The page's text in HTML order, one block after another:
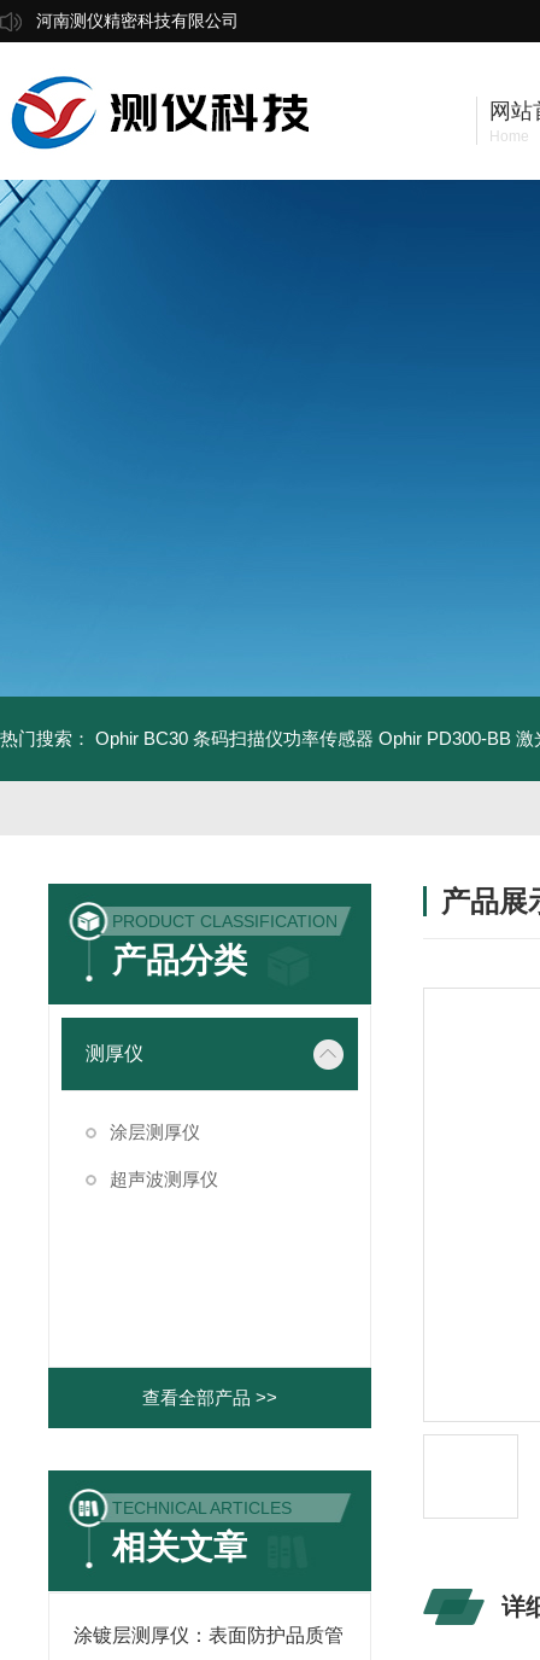
河南测仪精密科技有限公司
网站
Home
热门搜索： Ophir BC30 条码扫描仪功率传感器 Ophir PD300-BB
PRODUCT CLASSIFICATION
产品分类
测厚仪
涂层测厚仪
超声波测厚仪
查看全部产品 >>
TECHNICAL ARTICLES
相关文章
涂镀层测厚仪：表面防护品质管
产品展
详